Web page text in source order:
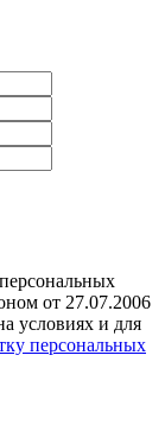
от 27.07.2006
условиях и для
персональных